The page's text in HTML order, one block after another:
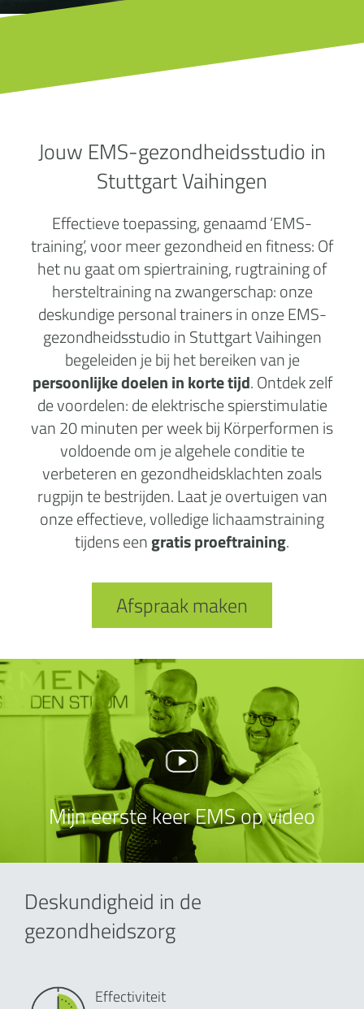
Jouw EMS-gezondheidsstudio in
Stuttgart Vaihingen
Effectieve toepassing, genaamd ‘EMS-
training’, voor meer gezondheid en fitness: Of
het nu gaat om spiertraining, rugtraining of
hersteltraining na zwangerschap: onze
deskundige personal trainers in onze EMS-
gezondheidsstudio in Stuttgart Vaihingen
begeleiden je bij het bereiken van je
persoonlijke doelen in korte tijd. Ontdek zelf
de voordelen: de elektrische spierstimulatie
van 20 minuten per week bij Körperformen is
voldoende om je algehele conditie te
verbeteren en gezondheidsklachten zoals
rugpijn te bestrijden. Laat je overtuigen van
onze effectieve, volledige lichaamstraining
tijdens eengratis proeftraining.
Afspraak maken
Mijn eerste keer EMS op video
Deskundigheid in de
gezondheidszorg
Effectiviteit